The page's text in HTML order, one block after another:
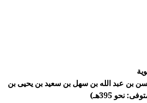
بن عبد الله بن سهل بن سعيد بن يحيى بن
نحو 395هـ)